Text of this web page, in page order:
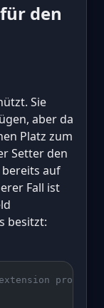
den
Sie
aber da
Platz zum
Setter den
auf
Fall ist
besitzt: